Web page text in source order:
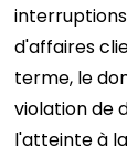
d'affaires
terme, le
violation de
l'atteinte à